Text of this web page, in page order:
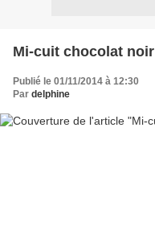
Mi-cuit chocolat noir
Publié le 01/11/2014 à 12:30
Par delphine